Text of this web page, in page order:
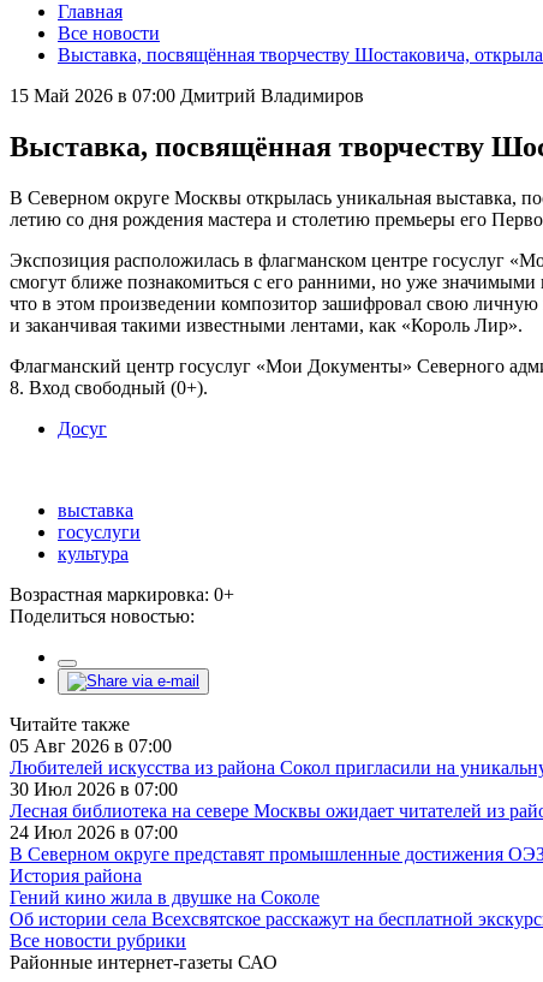
Главная
Все новости
Выставка, посвящённая творчеству Шостаковича,
15 Май 2026 в 07:00 Дмитрий Владимиров
Выставка, посвящённая творчеству
В Северном округе Москвы открылась уникальная выставка,
летию со дня рождения мастера и столетию премьеры его
Экспозиция расположилась в флагманском центре госуслуг
смогут ближе познакомиться с его ранними, но уже
что в этом произведении композитор зашифровал свою
и заканчивая такими известными лентами, как «Король Лир».
Флагманский центр госуслуг «Мои Документы» Северного
8. Вход свободный (0+).
Досуг
выставка
госуслуги
культура
Возрастная маркировка: 0+
Поделиться новостью:
Читайте также
05 Авг 2026 в 07:00
Любителей искусства из района Сокол пригласили на
30 Июл 2026 в 07:00
Лесная библиотека на севере Москвы ожидает читателей из
24 Июл 2026 в 07:00
В Северном округе представят промышленные достижения
История района
Гений кино жила в двушке на Соколе
Об истории села Всехсвятское расскажут на бесплатной
Все новости рубрики
Районные интернет-газеты САО